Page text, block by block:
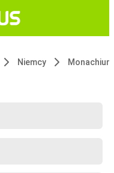
Niemcy Monachium